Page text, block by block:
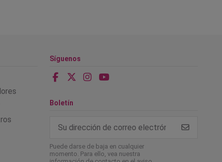
Síguenos
Boletín
Puede darse de baja en cualquier
momento. Para ello, vea nuestra